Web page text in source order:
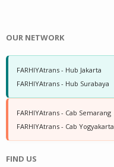
OUR NETWORK
FARHIYAtrans - Hub Jakarta
FARHIYAtrans - Hub Surabaya
FARHIYAtrans - Cab Semarang
FARHIYAtrans - Cab Yogyakarta
FIND US